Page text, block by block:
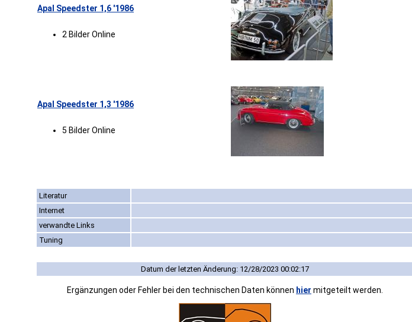
Apal Speedster 1,6 '1986
2 Bilder Online
Apal Speedster 1,3 '1986
5 Bilder Online
Literatur
Internet
verwandte Links
Tuning
Datum der letzten Änderung: 12/28/2023 00:02:17
Ergänzungen oder Fehler bei den technischen Daten können hier mitgeteilt werden.